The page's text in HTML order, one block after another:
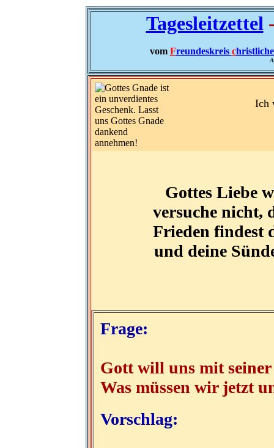
Tagesleitzettel
vom Freundeskreis c
Ich
Gottes Liebe
versuche nicht,
Frieden findest
und deine
Frage:
Gott will uns mit
Was müssen wir jetzt
Vorschlag: